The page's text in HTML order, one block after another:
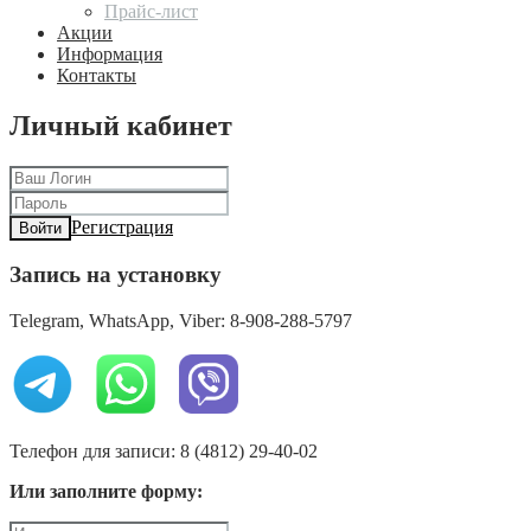
Прайс-лист
Акции
Информация
Контакты
Личный кабинет
Войти Регистрация
Запись на установку
Telegram, WhatsApp, Viber: 8-908-288-5797
Телефон для записи: 8 (4812) 29-40-02
Или заполните форму: